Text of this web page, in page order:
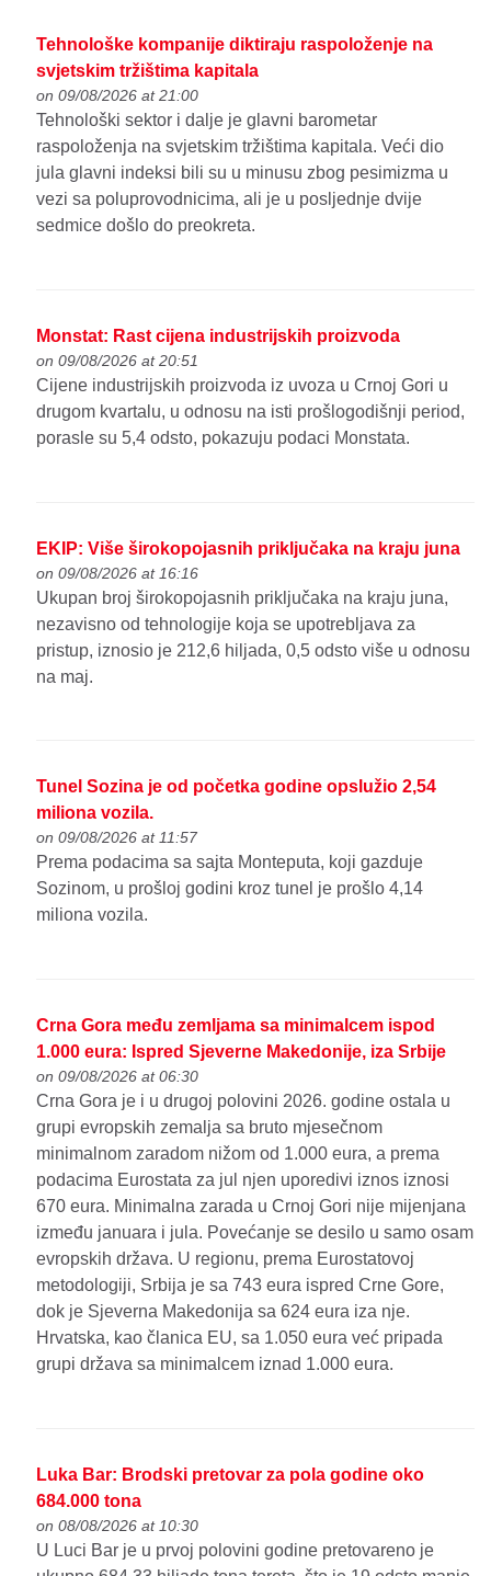
Tehnološke kompanije diktiraju raspoloženje na
svjetskim tržištima kapitala
on 09/08/2026 at 21:00
Tehnološki sektor i dalje je glavni barometar
raspoloženja na svjetskim tržištima kapitala. Veći dio
jula glavni indeksi bili su u minusu zbog pesimizma u
vezi sa poluprovodnicima, ali je u posljednje dvije
sedmice došlo do preokreta.
Monstat: Rast cijena industrijskih proizvoda
on 09/08/2026 at 20:51
Cijene industrijskih proizvoda iz uvoza u Crnoj Gori u
drugom kvartalu, u odnosu na isti prošlogodišnji period,
porasle su 5,4 odsto, pokazuju podaci Monstata.
EKIP: Više širokopojasnih priključaka na kraju juna
on 09/08/2026 at 16:16
Ukupan broj širokopojasnih priključaka na kraju juna,
nezavisno od tehnologije koja se upotrebljava za
pristup, iznosio je 212,6 hiljada, 0,5 odsto više u odnosu
na maj.
Tunel Sozina je od početka godine opslužio 2,54
miliona vozila.
on 09/08/2026 at 11:57
Prema podacima sa sajta Monteputa, koji gazduje
Sozinom, u prošloj godini kroz tunel je prošlo 4,14
miliona vozila.
Crna Gora među zemljama sa minimalcem ispod
1.000 eura: Ispred Sjeverne Makedonije, iza Srbije
on 09/08/2026 at 06:30
Crna Gora je i u drugoj polovini 2026. godine ostala u
grupi evropskih zemalja sa bruto mjesečnom
minimalnom zaradom nižom od 1.000 eura, a prema
podacima Eurostata za jul njen uporedivi iznos iznosi
670 eura. Minimalna zarada u Crnoj Gori nije mijenjana
između januara i jula. Povećanje se desilo u samo osam
evropskih država. U regionu, prema Eurostatovoj
metodologiji, Srbija je sa 743 eura ispred Crne Gore,
dok je Sjeverna Makedonija sa 624 eura iza nje.
Hrvatska, kao članica EU, sa 1.050 eura već pripada
grupi država sa minimalcem iznad 1.000 eura.
Luka Bar: Brodski pretovar za pola godine oko
684.000 tona
on 08/08/2026 at 10:30
U Luci Bar je u prvoj polovini godine pretovareno je